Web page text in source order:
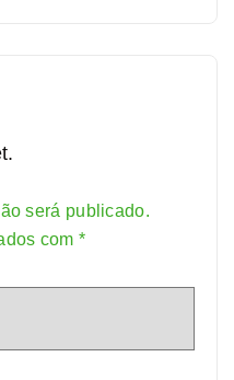
será publicado.
com *